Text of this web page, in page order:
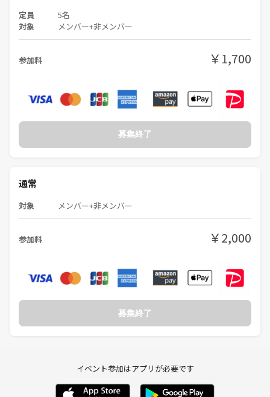
定員 5名
対象 メンバー+非メンバー
参加料 ￥1,700
募集終了
通常
対象 メンバー+非メンバー
参加料 ￥2,000
募集終了
イベント参加はアプリが必要です